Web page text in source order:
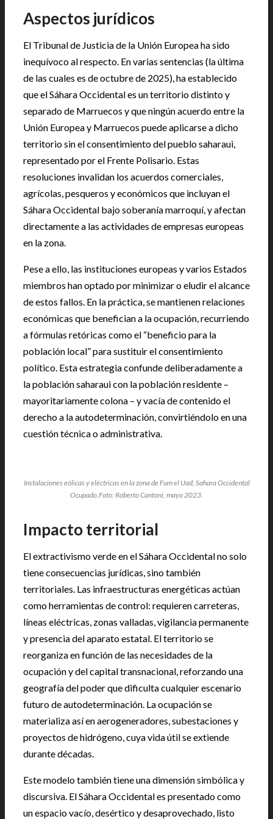
Aspectos jurídicos
El Tribunal de Justicia de la Unión Europea ha sido
inequívoco al respecto. En varias sentencias (la última
de las cuales es de octubre de 2025), ha establecido
que el Sáhara Occidental es un territorio distinto y
separado de Marruecos y que ningún acuerdo entre la
Unión Europea y Marruecos puede aplicarse a dicho
territorio sin el consentimiento del pueblo saharaui,
representado por el Frente Polisario. Estas
resoluciones invalidan los acuerdos comerciales,
agrícolas, pesqueros y económicos que incluyan el
Sáhara Occidental bajo soberanía marroquí, y afectan
directamente a las actividades de empresas europeas
en la zona.
Pese a ello, las instituciones europeas y varios Estados
miembros han optado por minimizar o eludir el alcance
de estos fallos. En la práctica, se mantienen relaciones
económicas que benefician a la ocupación, recurriendo
a fórmulas retóricas como el “beneficio para la
población local” para sustituir el consentimiento
político. Esta estrategia confunde deliberadamente a
la población saharaui con la población residente –
mayoritariamente colona – y vacía de contenido el
derecho a la autodeterminación, convirtiéndolo en una
cuestión técnica o administrativa.
Instalaciones eólicas y eléctricas en la zona de Fum el Uad, Sahara Occidental
Ocupado.Foto: Roberto Cantoni, mayo 2023.
Impacto territorial
El extractivismo verde en el Sáhara Occidental no solo
tiene consecuencias jurídicas, sino también
territoriales. Las infraestructuras energéticas actúan
como herramientas de control: requieren carreteras,
líneas eléctricas, zonas valladas, vigilancia permanente
y presencia del aparato estatal. El territorio se
reorganiza en función de las necesidades de la
ocupación y del capital transnacional, reforzando una
geografía del poder que dificulta cualquier escenario
futuro de autodeterminación. La ocupación se
materializa así en aerogeneradores, subestaciones y
proyectos de hidrógeno, cuya vida útil se extiende
durante décadas.
Este modelo también tiene una dimensión simbólica y
discursiva. El Sáhara Occidental es presentado como
un espacio vacío, desértico y desaprovechado, listo